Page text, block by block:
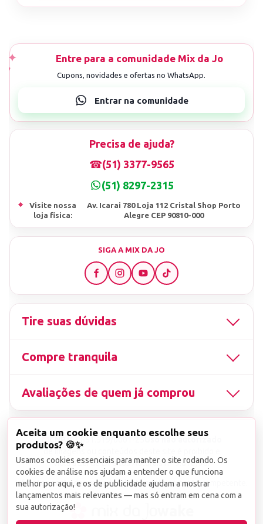
Precisa de ajuda?
☎(51) 3377-9565
(51) 8297-2315
⌖
Visite nossa
loja fisica:
Av. Icarai 780 Loja 112 Cristal Shop Porto
Alegre CEP 90810-000
SIGA A MIX DA JO
Tire suas dúvidas
Compre tranquila
Avaliações de quem já comprou
▤ CNPJ13.851.519/0001-25
de imagens ou conteúdos deste site é proibido e
viola a Lei de Direitos Autorais nº 9.610/98.
Infrações serão denunciadas diretamente ao órgão competente.
Aceita um cookie enquanto escolhe seus
produtos? 🍪✨
Usamos cookies essenciais para manter o site rodando. Os
cookies de análise nos ajudam a entender o que funciona
melhor por aqui, e os de publicidade ajudam a mostrar
lançamentos mais relevantes — mas só entram em cena com a
sua autorização!